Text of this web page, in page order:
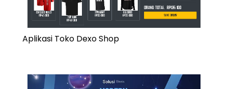
Aplikasi Toko Dexo Shop